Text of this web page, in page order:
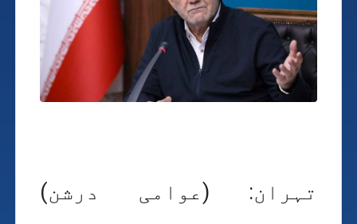
تہران: (عوامی درشن)